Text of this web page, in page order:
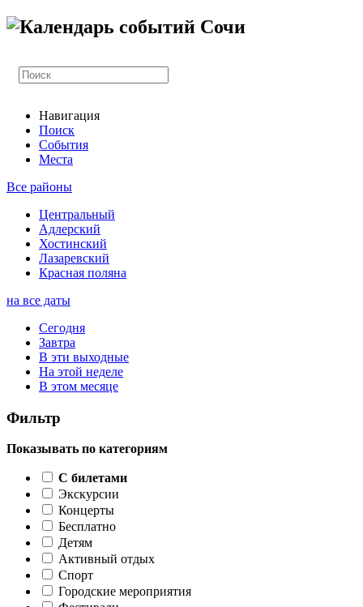
Навигация
Поиск
События
Места
Все районы
Центральный
Адлерский
Хостинский
Лазаревский
Красная поляна
на все даты
Сегодня
Завтра
В эти выходные
На этой неделе
В этом месяце
Фильтр
Показывать по категориям
C билетами
Экскурсии
Концерты
Бесплатно
Детям
Активный отдых
Спорт
Городские мероприятия